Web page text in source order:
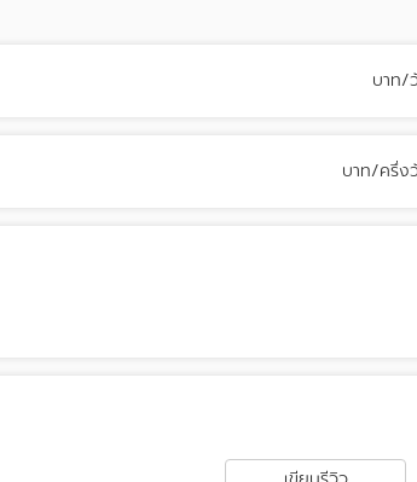
บาท/
บาท/ครึ่ง